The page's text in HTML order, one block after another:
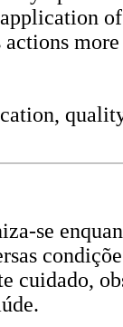
se
cuidado,